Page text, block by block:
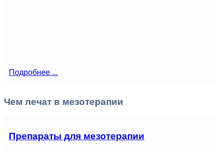
Подробнее ...
Чем лечат в мезотерапии
Препараты для мезотерапии